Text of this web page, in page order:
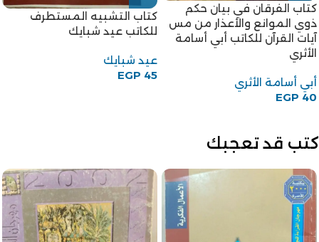
كتاب الفرقان في بيان حكم
ذوي الموانع والأعذار من مس
آيات القرآن للكاتب أبي أسامة
الأثري
أبي أسامة الأثري
EGP 40
كتاب التشبيه المستطرف
للكاتب عيد شبايك
عيد شبايك
EGP 45
كتب قد تعجبك